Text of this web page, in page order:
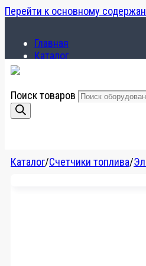
Перейти к основному
Главная
Каталог
Поиск товаров
Каталог/Счетчики топлива/